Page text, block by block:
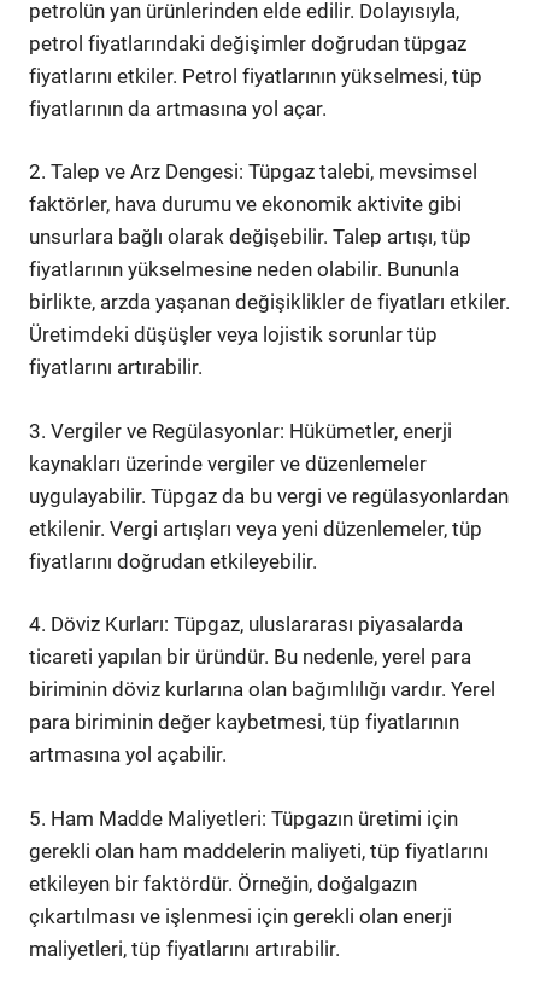
petrolün yan ürünlerinden elde edilir. Dolayısıyla,
petrol fiyatlarındaki değişimler doğrudan tüpgaz
fiyatlarını etkiler. Petrol fiyatlarının yükselmesi, tüp
fiyatlarının da artmasına yol açar.
2. Talep ve Arz Dengesi: Tüpgaz talebi, mevsimsel
faktörler, hava durumu ve ekonomik aktivite gibi
unsurlara bağlı olarak değişebilir. Talep artışı, tüp
fiyatlarının yükselmesine neden olabilir. Bununla
birlikte, arzda yaşanan değişiklikler de fiyatları etkiler.
Üretimdeki düşüşler veya lojistik sorunlar tüp
fiyatlarını artırabilir.
3. Vergiler ve Regülasyonlar: Hükümetler, enerji
kaynakları üzerinde vergiler ve düzenlemeler
uygulayabilir. Tüpgaz da bu vergi ve regülasyonlardan
etkilenir. Vergi artışları veya yeni düzenlemeler, tüp
fiyatlarını doğrudan etkileyebilir.
4. Döviz Kurları: Tüpgaz, uluslararası piyasalarda
ticareti yapılan bir üründür. Bu nedenle, yerel para
biriminin döviz kurlarına olan bağımlılığı vardır. Yerel
para biriminin değer kaybetmesi, tüp fiyatlarının
artmasına yol açabilir.
5. Ham Madde Maliyetleri: Tüpgazın üretimi için
gerekli olan ham maddelerin maliyeti, tüp fiyatlarını
etkileyen bir faktördür. Örneğin, doğalgazın
çıkartılması ve işlenmesi için gerekli olan enerji
maliyetleri, tüp fiyatlarını artırabilir.